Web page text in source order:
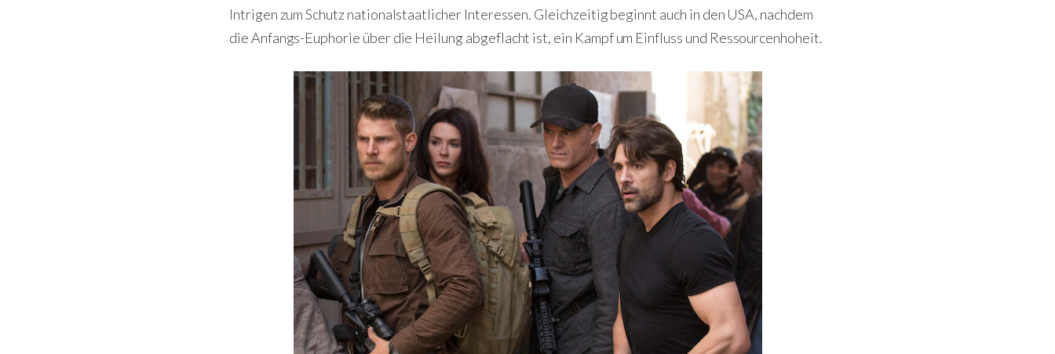
Intrigen zum Schutz nationalstaatlicher Interessen. Gleichzeitig beginnt auch in den USA, nachdem
die Anfangs-Euphorie über die Heilung abgeflacht ist, ein Kampf um Einfluss und Ressourcenhoheit.